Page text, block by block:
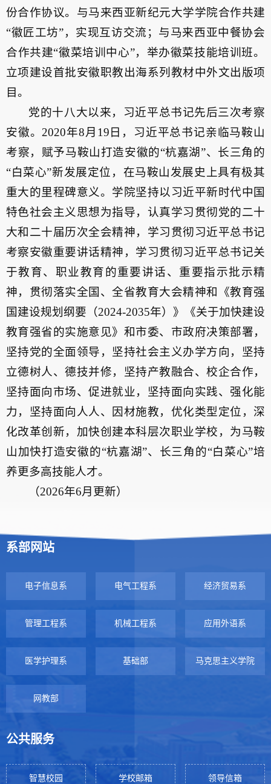
份合作协议。与马来西亚新纪元大学学院合作共建
“徽匠工坊”，实现互访交流；与马来西亚中餐协会
合作共建“徽菜培训中心”，举办徽菜技能培训班。
立项建设首批安徽职教出海系列教材中外文出版项
目。
党的十八大以来，习近平总书记先后三次考察
安徽。2020年8月19日，习近平总书记亲临马鞍山
考察，赋予马鞍山打造安徽的“杭嘉湖”、长三角的
“白菜心”新发展定位，在马鞍山发展史上具有极其
重大的里程碑意义。学院坚持以习近平新时代中国
特色社会主义思想为指导，认真学习贯彻党的二十
大和二十届历次全会精神，学习贯彻习近平总书记
考察安徽重要讲话精神，学习贯彻习近平总书记关
于教育、职业教育的重要讲话、重要指示批示精
神，贯彻落实全国、全省教育大会精神和《教育强
国建设规划纲要（2024-2035年）》《关于加快建设
教育强省的实施意见》和市委、市政府决策部署，
坚持党的全面领导，坚持社会主义办学方向，坚持
立德树人、德技并修，坚持产教融合、校企合作，
坚持面向市场、促进就业，坚持面向实践、强化能
力，坚持面向人人、因材施教，优化类型定位，深
化改革创新，加快创建本科层次职业学校，为马鞍
山加快打造安徽的“杭嘉湖”、长三角的“白菜心”培
养更多高技能人才。
（2026年6月更新）
系部网站
电子信息系 电气工程系 经济贸易系
管理工程系 机械工程系 应用外语系
医学护理系 基础部 马克思主义学院
网教部
公共服务
智慧校园 学校邮箱 领导信箱